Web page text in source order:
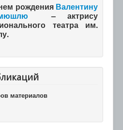
рождения Валентину
– актрису
театра им.
материалов